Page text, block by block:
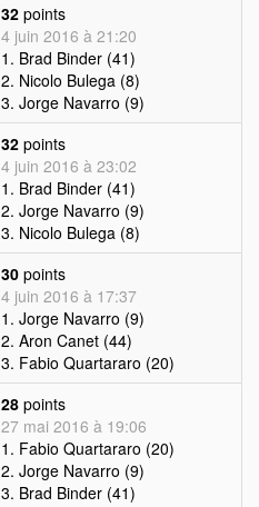
32 points
4 juin 2016 à 21:20
1. Brad Binder (41)
2. Nicolo Bulega (8)
3. Jorge Navarro (9)
32 points
4 juin 2016 à 23:02
1. Brad Binder (41)
2. Jorge Navarro (9)
3. Nicolo Bulega (8)
30 points
4 juin 2016 à 17:37
1. Jorge Navarro (9)
2. Aron Canet (44)
3. Fabio Quartararo (20)
28 points
27 mai 2016 à 19:06
1. Fabio Quartararo (20)
2. Jorge Navarro (9)
3. Brad Binder (41)